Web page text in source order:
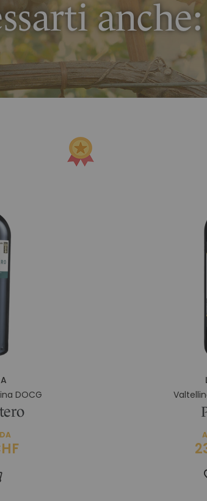
anche:
DOCG